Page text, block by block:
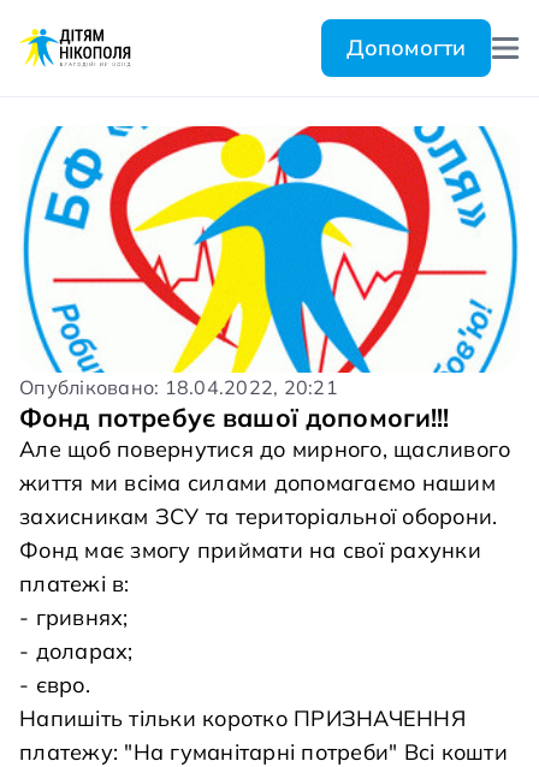
Допомогти
Опубліковано: 18.04.2022, 20:21
Фонд потребує вашої допомоги!!!
Але щоб повернутися до мирного, щасливого
життя ми всіма силами допомагаємо нашим
захисникам ЗСУ та територіальної оборони.
Фонд має змогу приймати на свої рахунки
платежі в:
- гривнях;
- доларах;
- євро.
Напишіть тільки коротко ПРИЗНАЧЕННЯ
платежу: "На гуманітарні потреби" Всі кошти